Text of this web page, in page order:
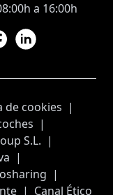
a 16:00h
de cookies |
|
S.L. |
|
|
| Canal Ético